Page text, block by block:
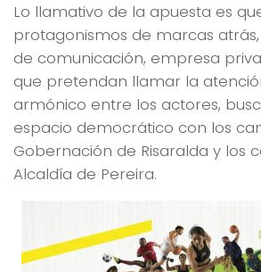
Lo llamativo de la apuesta es
protagonismos de marcas
de comunicación, empresa
que pretendan llamar la
armónico entre los actores,
espacio democrático con los
Gobernación de Risaralda y los
Alcaldía de Pereira.